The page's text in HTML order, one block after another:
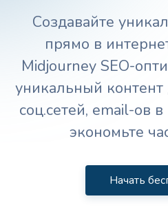
Создавайте
прямо в
Midjourney SEO-
уникальный контент
соц.сетей, email-ов
экономьте
Начать